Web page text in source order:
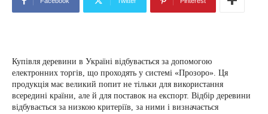
Купівля деревини в Україні відбувається за допомогою
електронних торгів, що проходять у системі «Прозоро». Ця
продукція має великий попит не тільки для використання
всередині країни, але й для поставок на експорт. Відбір деревини
відбувається за низкою критеріїв, за ними і визначається